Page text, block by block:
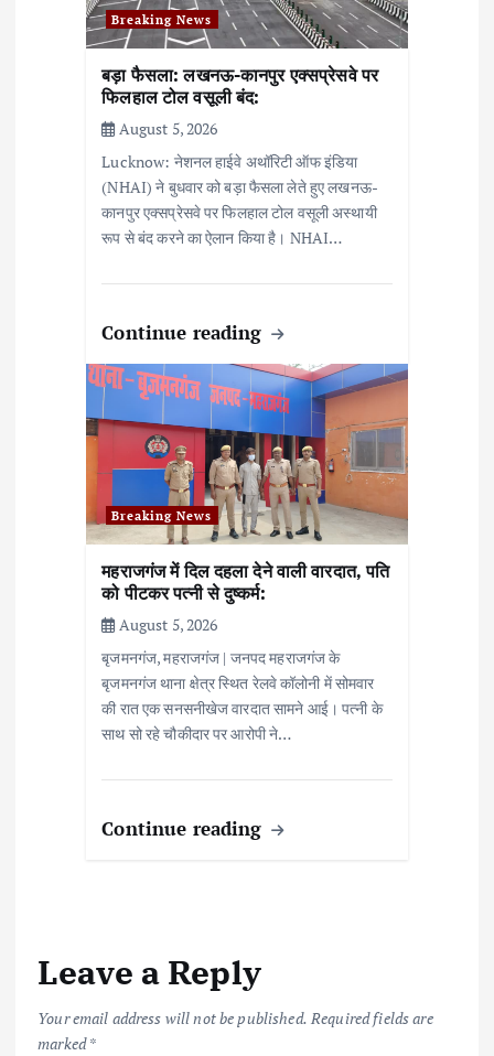
Breaking News
बड़ा फैसला: लखनऊ-कानपुर एक्सप्रेसवे पर
फिलहाल टोल वसूली बंद:
August 5, 2026
Lucknow: नेशनल हाईवे अथॉरिटी ऑफ इंडिया
(NHAI) ने बुधवार को बड़ा फैसला लेते हुए लखनऊ-
कानपुर एक्सप्रेसवे पर फिलहाल टोल वसूली अस्थायी
रूप से बंद करने का ऐलान किया है। NHAI…
Continue reading
Breaking News
महराजगंज में दिल दहला देने वाली वारदात, पति
को पीटकर पत्नी से दुष्कर्म:
August 5, 2026
बृजमनगंज, महराजगंज | जनपद महराजगंज के
बृजमनगंज थाना क्षेत्र स्थित रेलवे कॉलोनी में सोमवार
की रात एक सनसनीखेज वारदात सामने आई। पत्नी के
साथ सो रहे चौकीदार पर आरोपी ने…
Continue reading
Leave a Reply
Your email address will not be published. Required fields are
marked*